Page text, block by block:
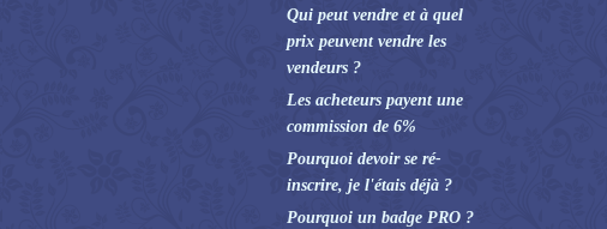
Qui peut vendre et à quel
prix peuvent vendre les
vendeurs ?
Les acheteurs payent une
commission de 6%
Pourquoi devoir se ré-
inscrire, je l'étais déjà ?
Pourquoi un badge PRO ?